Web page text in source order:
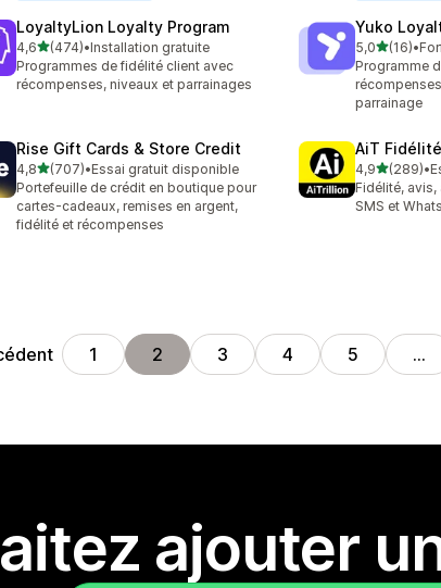
LoyaltyLion Loyalty Program
4,6étoile(s) sur 5
(474)
474 avis au total
•Installation gratuite
Programmes de fidélité client avec
récompenses, niveaux et parrainages
Yuko
5,0étoile(s)
(16)
16 avis au
•
Programme
parrainage
Rise Gift Cards & Store Credit
4,8étoile(s) sur 5
(707)
707 avis au total
•Essai gratuit disponible
Portefeuille de crédit en boutique pour
cartes-cadeaux, remises en argent,
fidélité et récompenses
AiT
4,9étoile(s)
(289)
289 avis au•
Fidélité,
SMS et
1 2 3 4 5 …
ajouter